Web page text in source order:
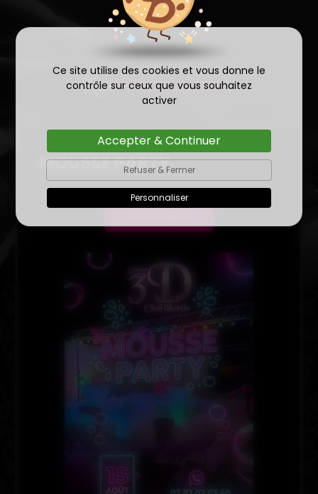
Ce site utilise des cookies et vous donne le
contrôle sur ceux que vous souhaitez
activer
Accepter & Continuer
Refuser & Fermer
Personnaliser
Nos événements...
MOUSSE PARTY